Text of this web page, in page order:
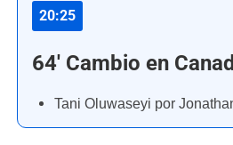
20:25
64' Cambio en
Tani Oluwaseyi por